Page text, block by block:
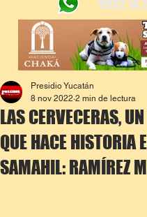
LAS CERVECERAS,
QUE HACE HISTORIA
SAMAHIL: RAMÍREZ
Presidio Yucatán
8 nov 2022 2 min de lectura